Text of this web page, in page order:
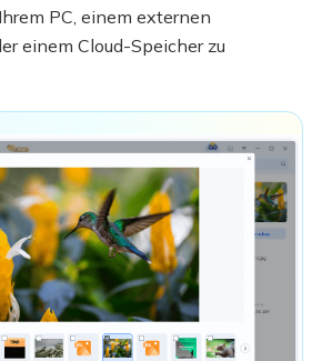
PC, einem externen
einem Cloud-Speicher zu